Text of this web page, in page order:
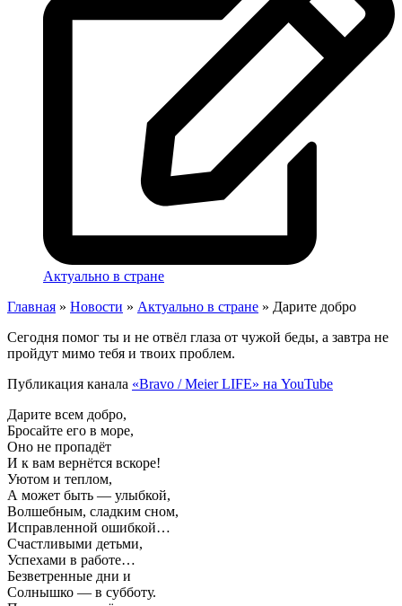
Актуально в стране
Главная » Новости » Актуально в стране » Дарите добро
Сегодня помог ты и не отвёл глаза от чужой беды, а завтра не
пройдут мимо тебя и твоих проблем.
Публикация канала «Bravo / Meier LIFE» на YouTube
Дарите всем добро,
Бросайте его в море,
Оно не пропадёт
И к вам вернётся вскоре!
Уютом и теплом,
А может быть — улыбкой,
Волшебным, сладким сном,
Исправленной ошибкой…
Счастливыми детьми,
Успехами в работе…
Безветренные дни и
Солнышко — в субботу.